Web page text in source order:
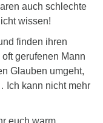
auch schlechte
wissen!
finden ihren
gerufenen Mann
Glauben umgeht,
Ich kann nicht mehr
euch warm